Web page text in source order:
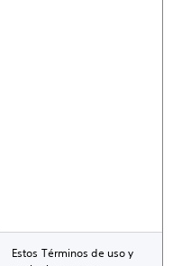
Estos Términos de uso y